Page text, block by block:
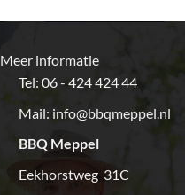
Meer informatie
Tel: 06 - 424 424 44
Mail: info@bbqmeppel.nl
BBQ Meppel
Eekhorstweg 31C